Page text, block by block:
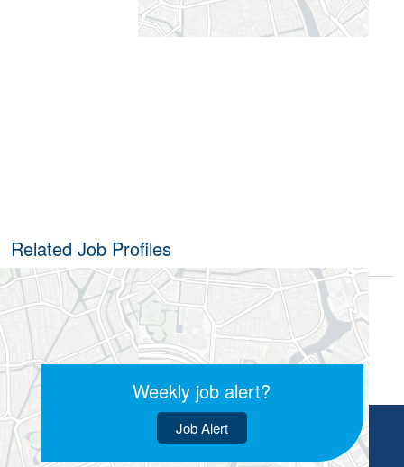
Related Job Profiles
Security Manager
Weekly job alert?
Job Alert